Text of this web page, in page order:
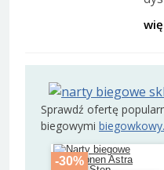
Sprawdź ofertę
biegowymi
-30%